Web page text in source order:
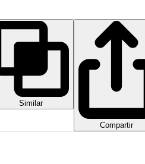
Similar
Compartir